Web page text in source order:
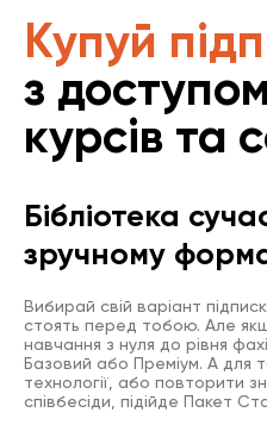
Купуй
з
курсів та
Бібліотека
зручному
Вибирай свій варіант
стоять перед тобою. Але
навчання з нуля до рівня
Базовий або Преміум. А для
технології, або повторити
співбесіди, підійде Пакет